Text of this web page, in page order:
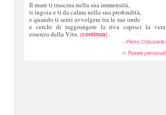
Il mare ti trascina nella sua immensità,
ti ingoia e ti da calma nella sua profondità,
e quando ti senti avvolgere tra le sue onde
e cerchi di raggiungere la riva capisci la vera
essenza della Vita. (continua)
--Pietro Colucciello
in Poesie personali